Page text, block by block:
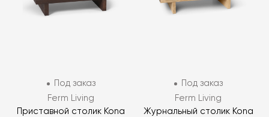
Под заказ
Ferm Living
Приставной столик Kona
Под заказ
Ferm Living
Журнальный столик Kona